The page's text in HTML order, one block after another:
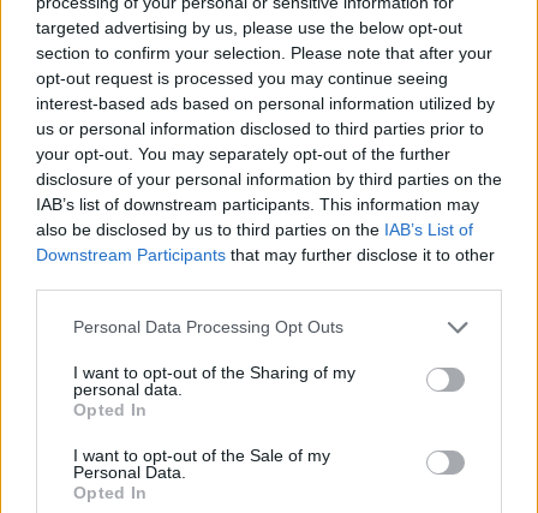
targeted advertising by us, please use the below opt-out
section to confirm your selection. Please note that after your
opt-out request is processed you may continue seeing
interest-based ads based on personal information utilized by
us or personal information disclosed to third parties prior to
your opt-out. You may separately opt-out of the further
disclosure of your personal information by third parties on the
IAB’s list of downstream participants. This information may
also be disclosed by us to third parties on the IAB’s List of
Downstream Participants that may further disclose it to other
Personal Data Processing Opt Outs
I want to opt-out of the Sharing of my
personal data.
Opted In
I want to opt-out of the Sale of my
Personal Data.
Opted In
DESIGN & INSPIRATION
SMART HOME & DEVICES
ΛΕΥΚΕΣ ΣΥΣΚΕΥΕΣ
ΜΙΚΡΟΣΥΣΚΕΥΕΣ
ΘΕΡΜΟΣΤΑΤΕΣ & ΚΛΙΜΑΤΙΣΜΟΣ